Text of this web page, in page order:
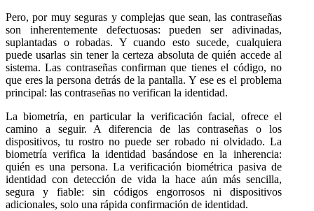
Pero, por muy seguras y complejas que sean, las contraseñas
son inherentemente defectuosas: pueden ser adivinadas,
suplantadas o robadas. Y cuando esto sucede, cualquiera
puede usarlas sin tener la certeza absoluta de quién accede al
sistema. Las contraseñas confirman que tienes el código, no
que eres la persona detrás de la pantalla. Y ese es el problema
principal: las contraseñas no verifican la identidad.
La biometría, en particular la verificación facial, ofrece el
camino a seguir. A diferencia de las contraseñas o los
dispositivos, tu rostro no puede ser robado ni olvidado. La
biometría verifica la identidad basándose en la inherencia:
quién es una persona. La verificación biométrica pasiva de
identidad con detección de vida la hace aún más sencilla,
segura y fiable: sin códigos engorrosos ni dispositivos
adicionales, solo una rápida confirmación de identidad.